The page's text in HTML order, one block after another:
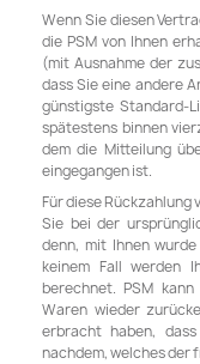
Wenn Sie diesen
die PSM von Ihnen
(mit Ausnahme der
dass Sie eine andere
günstigste Standard-
spätestens binnen
dem die Mitteilung
eingegangen ist.
Für diese Rückzahlung
Sie bei der
denn, mit Ihnen
keinem Fall werden
berechnet. PSM
Waren wieder
erbracht haben,
nachdem, welches der